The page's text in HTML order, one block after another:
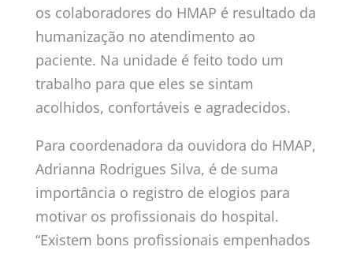
os colaboradores do HMAP é resultado da
humanização no atendimento ao
paciente. Na unidade é feito todo um
trabalho para que eles se sintam
acolhidos, confortáveis e agradecidos.
Para coordenadora da ouvidora do HMAP,
Adrianna Rodrigues Silva, é de suma
importância o registro de elogios para
motivar os profissionais do hospital.
“Existem bons profissionais empenhados